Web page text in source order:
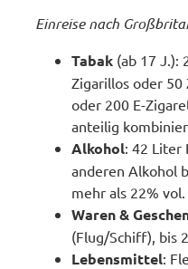
Einreise nach
Tabak (ab 17 J.):
Zigarillos oder 50
oder 200 E-
anteilig
Alkohol: 42 Liter
anderen Alkohol
mehr als 22% vol.
Waren &
(Flug/Schiff), bis
Lebensmittel: